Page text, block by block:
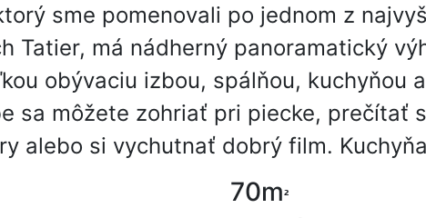
sme pomenovali po jednom z
Tatier, má nádherný panoramatický
obývaciu izbou, spálňou, kuchyňou
sa môžete zohriať pri piecke, prečítať
alebo si vychutnať dobrý film.
70m²